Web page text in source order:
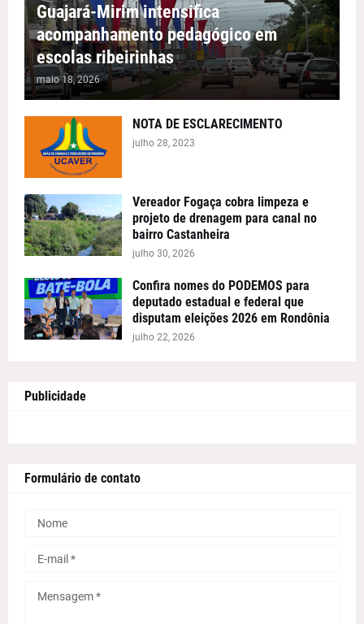
Guajará-Mirim intensifica
acompanhamento pedagógico em
escolas ribeirinhas
maio 18, 2026
NOTA DE ESCLARECIMENTO
julho 28, 2023
Vereador Fogaça cobra limpeza e
projeto de drenagem para canal no
bairro Castanheira
julho 30, 2026
Confira nomes do PODEMOS para
deputado estadual e federal que
disputam eleições 2026 em Rondônia
julho 22, 2026
Publicidade
Formulário de contato